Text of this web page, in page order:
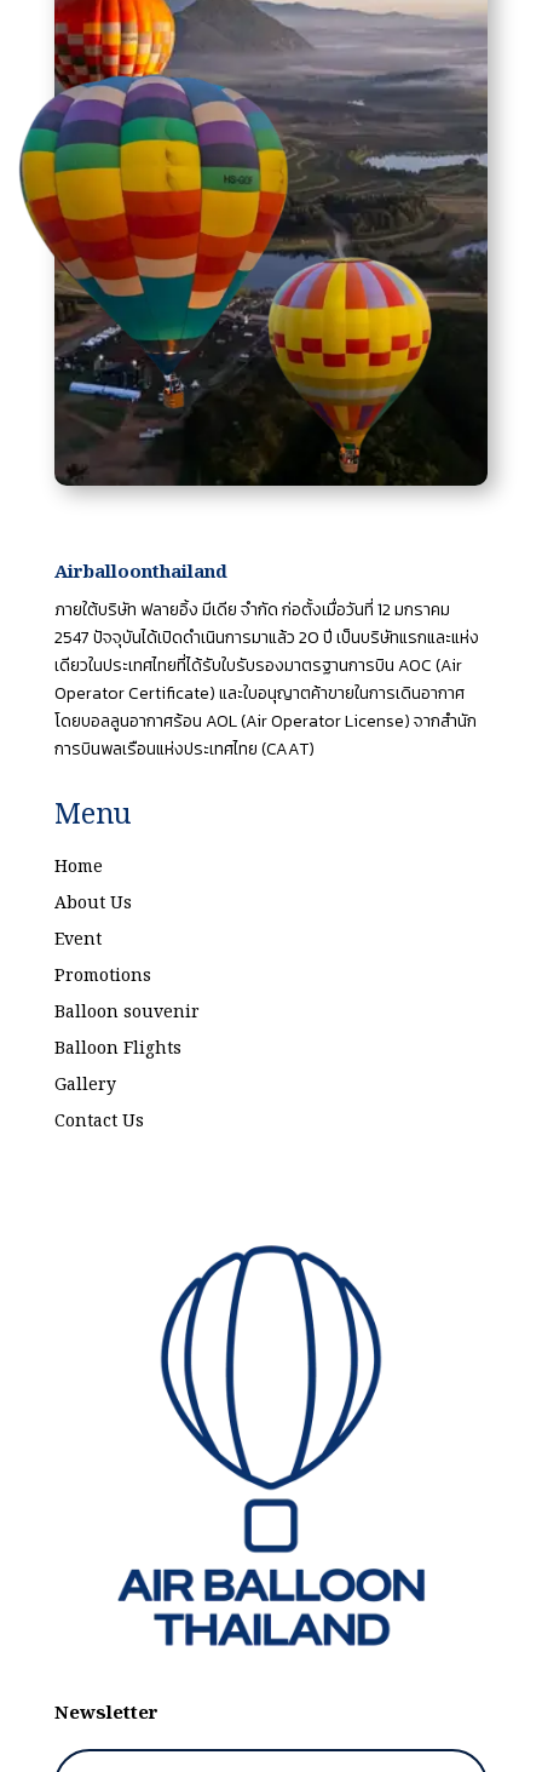
Airballoonthailand
ภายใต้บริษัท ฟลายอิ้ง มีเดีย จำกัด ก่อตั้งเมื่อวันที่ 12 มกราคม
2547 ปัจจุบันได้เปิดดำเนินการมาแล้ว 20 ปี เป็นบริษัทแรกและแห่ง
เดียวในประเทศไทยที่ได้รับใบรับรองมาตรฐานการบิน AOC (Air
Operator Certificate) และใบอนุญาตค้าขายในการเดินอากาศ
โดยบอลลูนอากาศร้อน AOL (Air Operator License) จากสำนัก
การบินพลเรือนแห่งประเทศไทย (CAAT)
Menu
Home
About Us
Event
Promotions
Balloon souvenir
Balloon Flights
Gallery
Contact Us
Newsletter